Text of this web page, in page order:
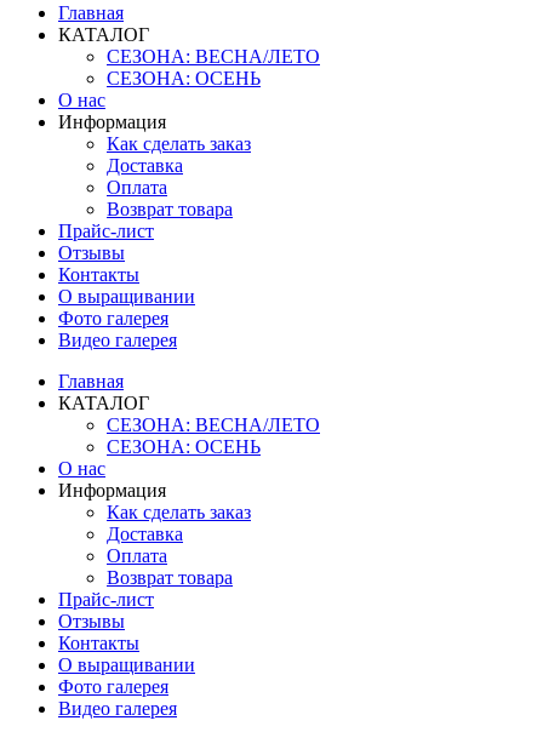
Главная
КАТАЛОГ
СЕЗОНА: ВЕСНА/ЛЕТО
СЕЗОНА: ОСЕНЬ
О нас
Информация
Как сделать заказ
Доставка
Оплата
Возврат товара
Прайс-лист
Отзывы
Контакты
О выращивании
Фото галерея
Видео галерея
Главная
КАТАЛОГ
СЕЗОНА: ВЕСНА/ЛЕТО
СЕЗОНА: ОСЕНЬ
О нас
Информация
Как сделать заказ
Доставка
Оплата
Возврат товара
Прайс-лист
Отзывы
Контакты
О выращивании
Фото галерея
Видео галерея